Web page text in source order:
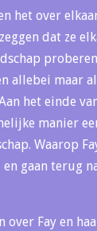
het over
dat ze
allebei maar
het einde
manier
Waarop
gaan terug
Fay en